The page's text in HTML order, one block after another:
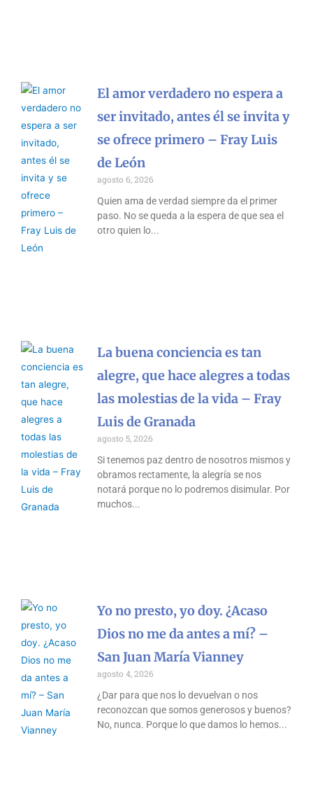
El amor verdadero no espera a
ser invitado, antes él se invita y
se ofrece primero – Fray Luis
de León
agosto 6, 2026
Quien ama de verdad siempre da el primer
paso. No se queda a la espera de que sea el
otro quien lo
La buena conciencia es tan
alegre, que hace alegres a todas
las molestias de la vida – Fray
Luis de Granada
agosto 5, 2026
Si tenemos paz dentro de nosotros mismos y
obramos rectamente, la alegría se nos
notará porque no lo podremos disimular. Por
muchos
Yo no presto, yo doy. ¿Acaso
Dios no me da antes a mí? –
San Juan María Vianney
agosto 4, 2026
¿Dar para que nos lo devuelvan o nos
reconozcan que somos generosos y buenos?
No, nunca. Porque lo que damos lo hemos